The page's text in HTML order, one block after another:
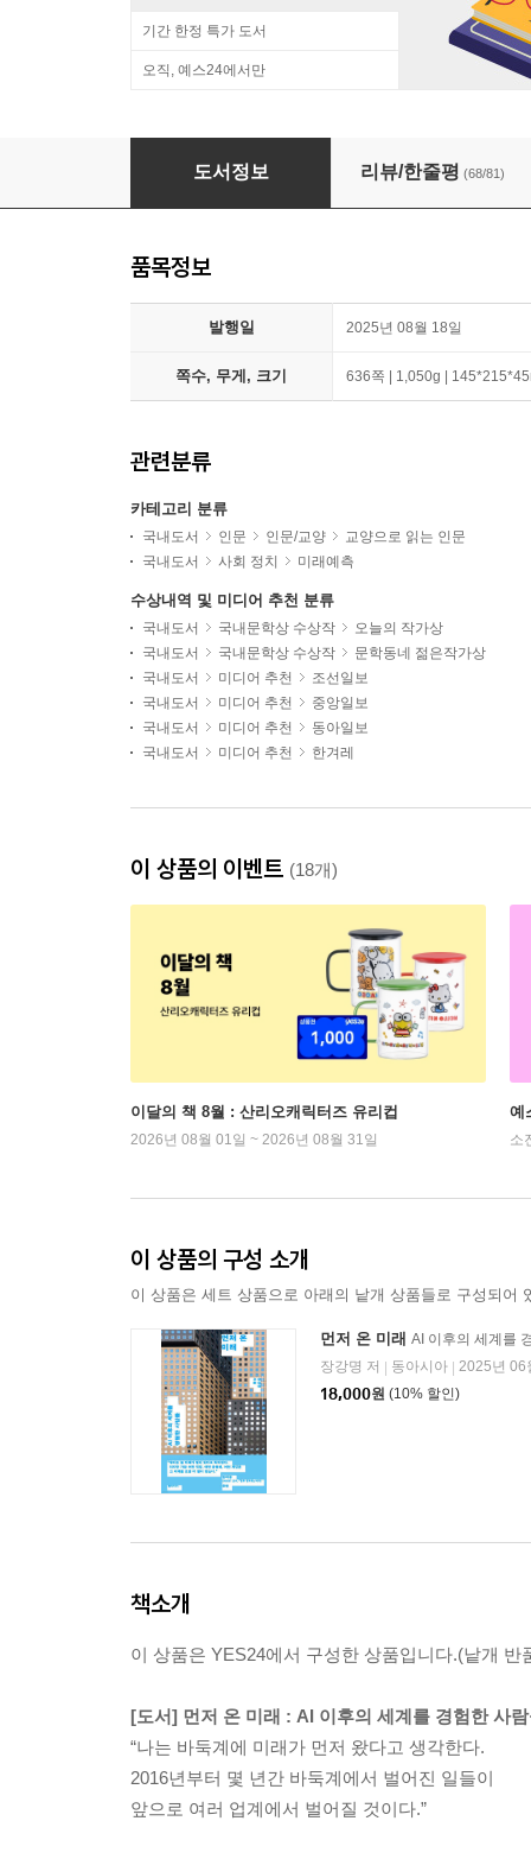
기간 한정 특가 도서
오직, 예스24에서만
먼저 온 미래 + 사이 인간 세트
도서정보 리뷰/한줄평 (68/81)
품목정보
발행일 2025년 08월 18일
쪽수, 무게, 크기 636쪽 | 1,050g |
관련분류
카테고리 분류
국내도서 인문 인문/교양
교양으로 읽는 인문
국내도서
사회 정치 미래예측
수상내역 및 미디어 추천 분류
국내도서 국내문학상 수상작
오늘의 작가상
국내도서
국내문학상 수상작
문학동네 젊은작가상
국내도서
미디어 추천
조선일보
국내도서
미디어 추천
중앙일보
국내도서
미디어 추천
동아일보
국내도서
미디어 추천 한겨레
이 상품의 이벤트 (18개)
이달의 책 8월 : 산리오캐릭터즈 유리컵
2026년 08월 01일 ~ 2026년 08월 31일
예
소
이 상품의 구성 소개
이 상품은 세트 상품으로 아래의 낱개 상품들로 구성되어
먼저 온 미래 AI 이후의 세계를
장강명 저
동아시아
2025년 06
18,000원 (10% 할인)
책소개
이 상품은 YES24에서 구성한 상품입니다.(낱개 반
[도서] 먼저 온 미래 : AI 이후의 세계를 경험한 사
“나는 바둑계에 미래가 먼저 왔다고 생각한다.
2016년부터 몇 년간 바둑계에서 벌어진 일들이
앞으로 여러 업계에서 벌어질 것이다.”